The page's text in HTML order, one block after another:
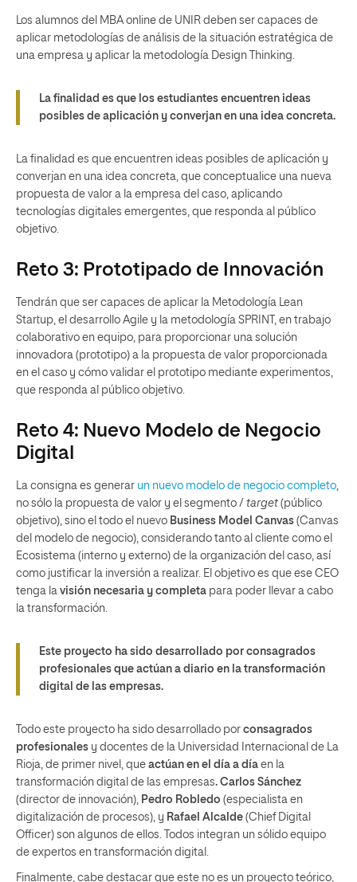
Los alumnos del MBA online de UNIR deben ser capaces de
aplicar metodologías de análisis de la situación estratégica de
una empresa y aplicar la metodología Design Thinking.
La finalidad es que los estudiantes encuentren ideas
posibles de aplicación y converjan en una idea concreta.
La finalidad es que encuentren ideas posibles de aplicación y
converjan en una idea concreta, que conceptualice una nueva
propuesta de valor a la empresa del caso, aplicando
tecnologías digitales emergentes, que responda al público
objetivo.
Reto 3: Prototipado de Innovación
Tendrán que ser capaces de aplicar la Metodología Lean
Startup, el desarrollo Agile y la metodología SPRINT, en trabajo
colaborativo en equipo, para proporcionar una solución
innovadora (prototipo) a la propuesta de valor proporcionada
en el caso y cómo validar el prototipo mediante experimentos,
que responda al público objetivo.
Reto 4: Nuevo Modelo de Negocio
Digital
La consigna es generar un nuevo modelo de negocio completo,
no sólo la propuesta de valor y el segmento / target (público
objetivo), sino el todo el nuevo Business Model Canvas (Canvas
del modelo de negocio), considerando tanto al cliente como el
Ecosistema (interno y externo) de la organización del caso, así
como justificar la inversión a realizar. El objetivo es que ese CEO
tenga la visión necesaria y completa para poder llevar a cabo
la transformación.
Este proyecto ha sido desarrollado por consagrados
profesionales que actúan a diario en la transformación
digital de las empresas.
Todo este proyecto ha sido desarrollado por consagrados
profesionales y docentes de la Universidad Internacional de La
Rioja, de primer nivel, que actúan en el día a día en la
transformación digital de las empresas. Carlos Sánchez
(director de innovación), Pedro Robledo (especialista en
digitalización de procesos), y Rafael Alcalde (Chief Digital
Officer) son algunos de ellos. Todos integran un sólido equipo
de expertos en transformación digital.
Finalmente, cabe destacar que este no es un proyecto teórico,